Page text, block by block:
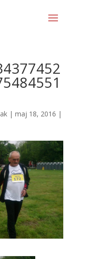
| maj 18, 2016 |